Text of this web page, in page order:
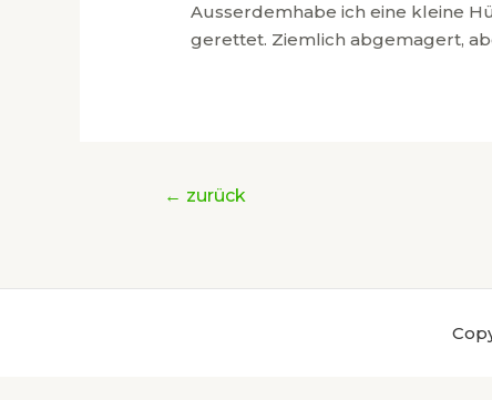
Ausserdemhabe ich eine kleine
gerettet. Ziemlich abgemagert,
Beitragsnavigation
← zurück